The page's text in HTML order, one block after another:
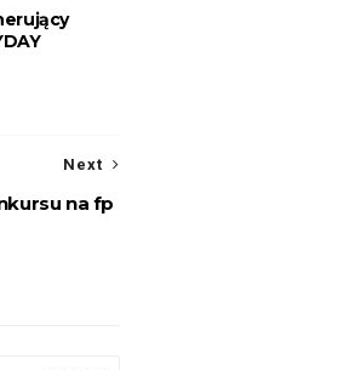
Next
na fp